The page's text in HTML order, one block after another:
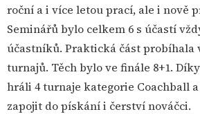
roční a i více letou prací, ale i nově
Seminářů bylo celkem 6 s účastí
účastníků. Praktická část probíhala
turnajů. Těch bylo ve finále 8+1.
hráli 4 turnaje kategorie Coachball
zapojit do pískání i čerství nováčci.